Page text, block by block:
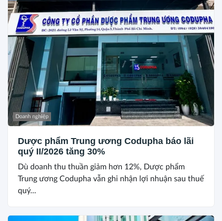
Doanh nghiệp
Dược phẩm Trung ương Codupha báo lãi
quý II/2026 tăng 30%
Dù doanh thu thuần giảm hơn 12%, Dược phẩm
Trung ương Codupha vẫn ghi nhận lợi nhuận sau thuế
quý...